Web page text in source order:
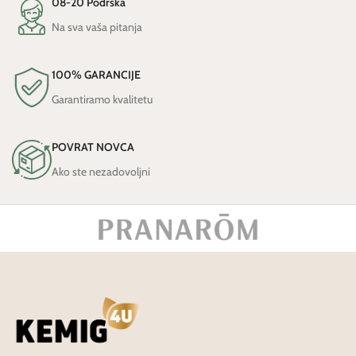
Na sva vaša pitanja
100% GARANCIJE
Garantiramo kvalitetu
POVRAT NOVCA
Ako ste nezadovoljni